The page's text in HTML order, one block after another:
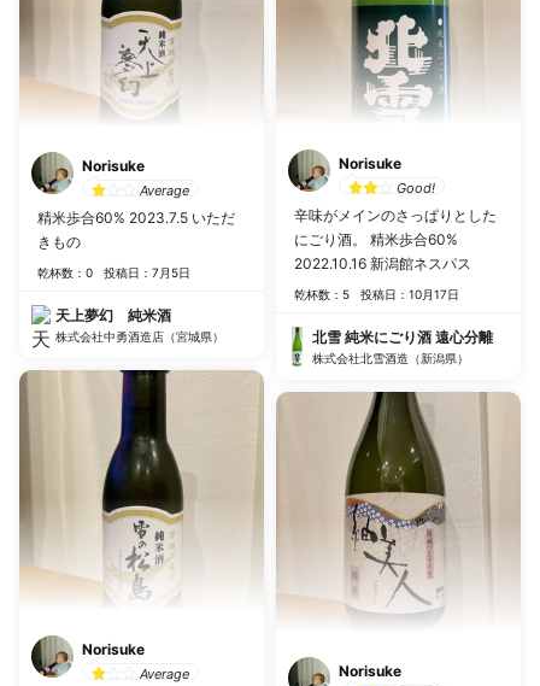
Norisuke
Average
精米歩合60% 2023.7.5 いただ
きもの
乾杯数：0 投稿日：7月5日
天上夢幻 純米酒
株式会社中勇酒造店（宮城県）
Norisuke
Average
Norisuke
Good!
辛味がメインのさっぱりとした
にごり酒。 精米歩合60%
2022.10.16 新潟館ネスパス
乾杯数：5 投稿日：10月17日
北雪 純米にごり酒 遠心分離
株式会社北雪酒造（新潟県）
Norisuke